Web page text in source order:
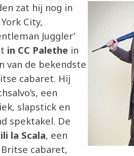
zat hij nog in
City,
Juggler’
in CC Palethe in
van de bekendste
cabaret. Hij
een
slapstick en
spektakel. De
la Scala, een
cabaret,